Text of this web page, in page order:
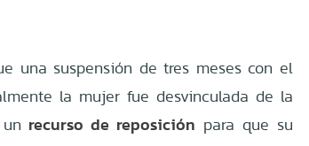
una suspensión de tres meses con el
la mujer fue desvinculada de la
recurso de reposición para que su